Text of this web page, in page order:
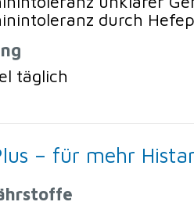
durch
täglich
– für mehr